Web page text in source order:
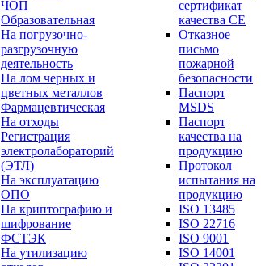
ЧОП
Образовательная
На погрузочно-
разгрузочную
деятельность
На лом черных и
цветных металлов
Фармацевтическая
На отходы
Регистрация
электролабораторий
(ЭТЛ)
На эксплуатацию
ОПО
На криптографию и
шифрование
ФСТЭК
На утилизацию
сертификат
качества СЕ
Отказное
письмо
пожарной
безопасности
Паспорт
МSDS
Паспорт
качества на
продукцию
Протокол
испытания на
продукцию
ISO 13485
ISO 22716
ISO 9001
ISO 14001